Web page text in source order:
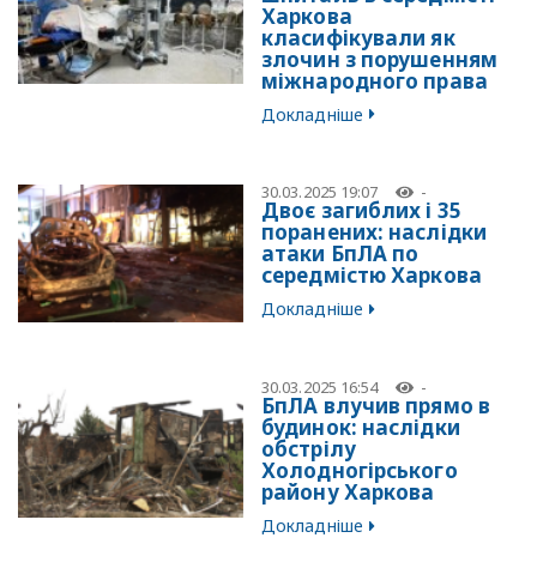
Харкова
класифікували як
злочин з порушенням
міжнародного права
Докладніше
30.03.2025 19:07 -
Двоє загиблих і 35
поранених: наслідки
атаки БпЛА по
середмістю Харкова
Докладніше
30.03.2025 16:54 -
БпЛА влучив прямо в
будинок: наслідки
обстрілу
Холодногірського
району Харкова
Докладніше